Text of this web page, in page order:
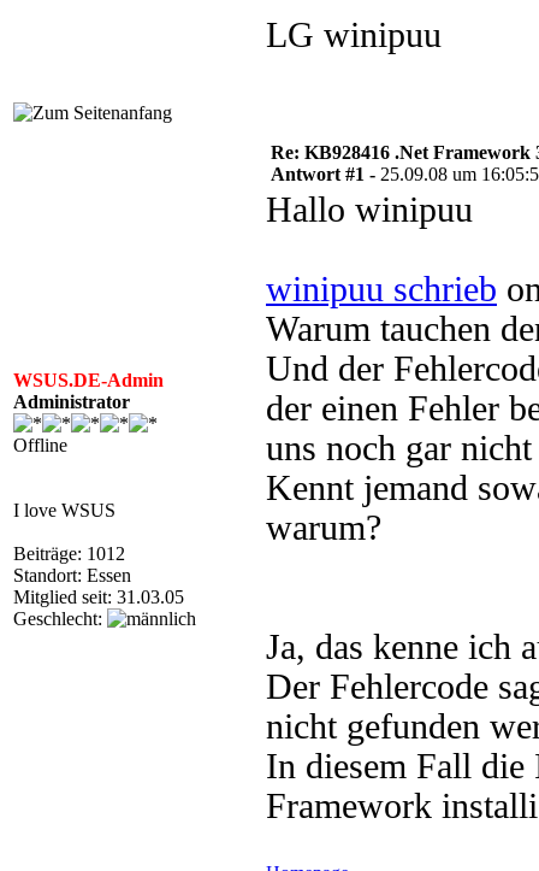
LG winipuu
WSUS.DE-Admin
Administrator
Offline
I love WSUS
Beiträge: 1012
Standort: Essen
Mitglied seit: 31.03.05
Geschlecht:
Re: KB928416 .Net Framework
Antwort #1 - 25.09.08 um
Hallo winipuu
winipuu schrieb
Warum tauchen
Und der
der einen Fehler
uns noch gar
Kennt jemand
warum?
Ja, das kenne ich
Der Fehlercode
nicht gefunden
In diesem Fall
Framework